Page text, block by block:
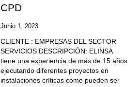
CPD
Junio 1, 2023
CLIENTE : EMPRESAS DEL SECTOR
SERVICIOS DESCRIPCIÓN: ELINSA
tiene una experiencia de más de 15 años
ejecutando diferentes proyectos en
instalaciones críticas como pueden ser